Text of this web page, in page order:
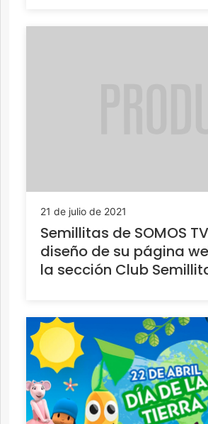
21 de julio de 2021
Semillitas de SOMOS
diseño de su página
la sección Club